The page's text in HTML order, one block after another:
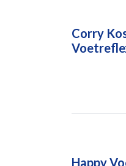
Corry
Happy